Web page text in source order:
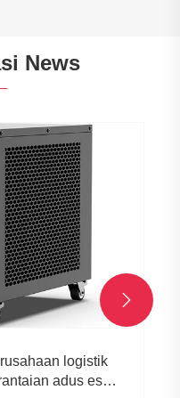
News
logistik
adus es
